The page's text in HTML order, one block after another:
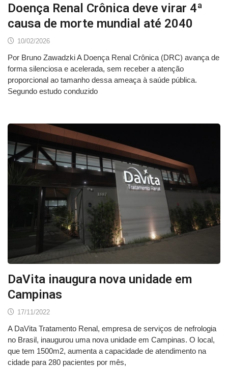
Doença Renal Crônica deve virar 4ª
causa de morte mundial até 2040
10/02/2026
Por Bruno Zawadzki A Doença Renal Crônica (DRC) avança de
forma silenciosa e acelerada, sem receber a atenção
proporcional ao tamanho dessa ameaça à saúde pública.
Segundo estudo conduzido
DaVita inaugura nova unidade em
Campinas
17/11/2022
A DaVita Tratamento Renal, empresa de serviços de nefrologia
no Brasil, inaugurou uma nova unidade em Campinas. O local,
que tem 1500m2, aumenta a capacidade de atendimento na
cidade para 280 pacientes por mês,